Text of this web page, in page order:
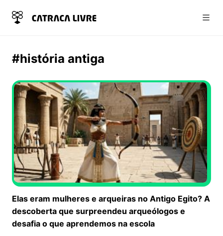
#história antiga
Elas eram mulheres e arqueiras no Antigo Egito? A
descoberta que surpreendeu arqueólogos e
desafia o que aprendemos na escola